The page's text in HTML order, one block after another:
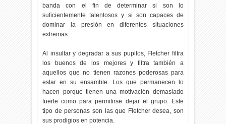
banda con el fin de determinar si son lo
suficientemente talentosos y si son capaces de
dominar la presión en diferentes situaciones
extremas.
Al insultar y degradar a sus pupilos, Fletcher filtra
los buenos de los mejores y filtra también a
aquellos que no tienen razones poderosas para
estar en su ensamble. Los que permanecen lo
hacen porque tienen una motivación demasiado
fuerte como para permitirse dejar el grupo. Este
tipo de personas son las que Fletcher desea, son
sus prodigios en potencia.